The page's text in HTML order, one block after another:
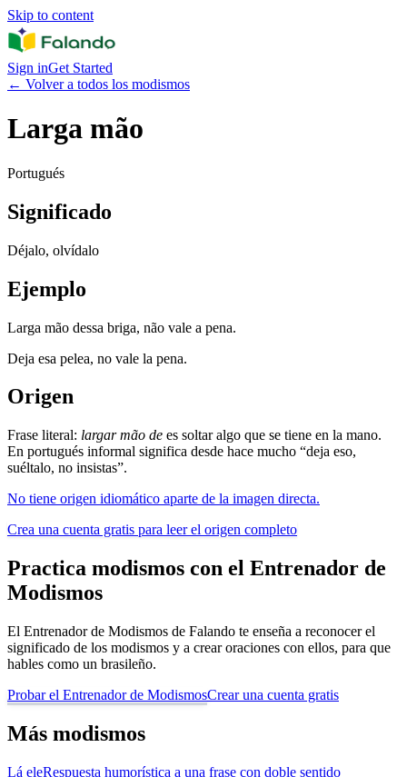
Skip to content
Sign inGet Started
← Volver a todos los modismos
Larga mão
Portugués
Significado
Déjalo, olvídalo
Ejemplo
Larga mão dessa briga, não vale a pena.
Deja esa pelea, no vale la pena.
Origen
Frase literal: largar mão de es soltar algo que se tiene en la mano.
En portugués informal significa desde hace mucho “deja eso,
suéltalo, no insistas”.
No tiene origen idiomático aparte de la imagen directa.
Crea una cuenta gratis para leer el origen completo
Practica modismos con el Entrenador de
Modismos
El Entrenador de Modismos de Falando te enseña a reconocer el
significado de los modismos y a crear oraciones con ellos, para que
hables como un brasileño.
Probar el Entrenador de ModismosCrear una cuenta gratis
Más modismos
Lá eleRespuesta humorística a una frase con doble sentido